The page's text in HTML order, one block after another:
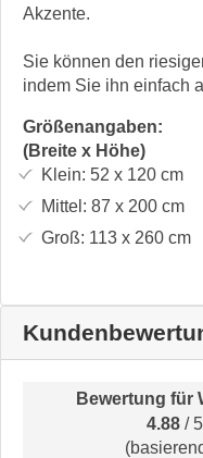
Akzente.
Sie können den
indem Sie ihn einfach
Größenangaben:
(Breite x Höhe)
Klein: 52 x 120cm
Mittel: 87 x 200cm
Groß: 113 x 260cm
Bewertung für
4.88 /